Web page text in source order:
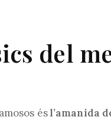
del
ésl’amanida